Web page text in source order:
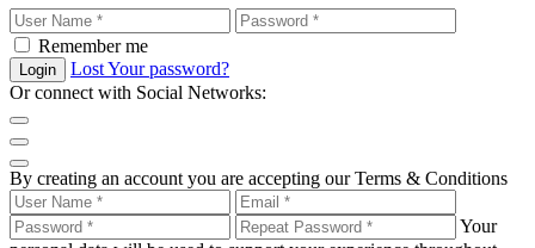
Remember me
Login
Lost Your password?
Or connect with Social Networks:
By creating an account you are accepting our Terms & Conditions
Your